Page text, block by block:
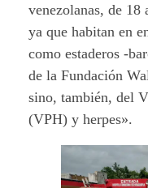
venezolanas, de 18
ya que habitan en
como estaderos -
de la Fundación
sino, también, del
(VPH) y herpes».